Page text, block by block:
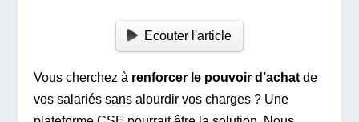
Ecouter l'article
Vous cherchez à renforcer le pouvoir d’achat de
vos salariés sans alourdir vos charges ? Une